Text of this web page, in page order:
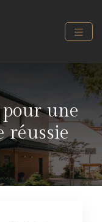
pour une
réussie